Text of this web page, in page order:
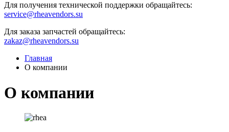
Для получения технической поддержки обращайтесь:
service@rheavendors.su
Для заказа запчастей обращайтесь:
zakaz@rheavendors.su
Главная
О компании
О компании